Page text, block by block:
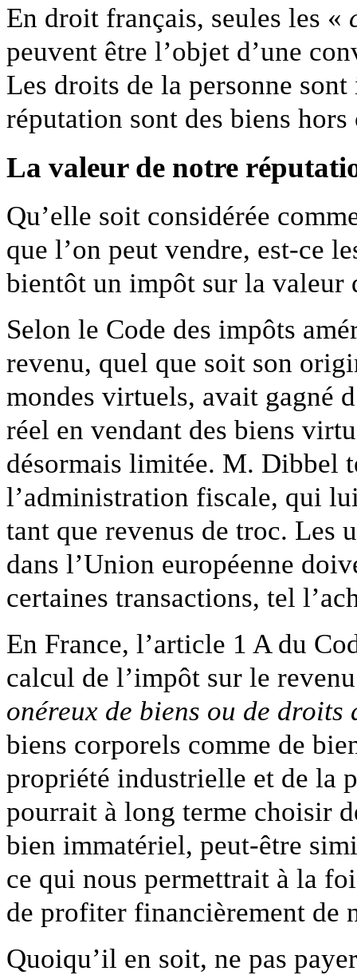
En droit français, seules les «
peuvent être l’objet d’une
Les droits de la personne
réputation sont des biens hors
La valeur de notre
Qu’elle soit considérée
que l’on peut vendre, est-ce
bientôt un impôt sur la
Selon le Code des impôts
revenu, quel que soit son
mondes virtuels, avait gagné
réel en vendant des biens
désormais limitée. M. Dibbel
l’administration fiscale, qui
tant que revenus de troc. Les
dans l’Union européenne
certaines transactions, tel
En France, l’article 1 A du
calcul de l’impôt sur le
onéreux de biens ou de
biens corporels comme de
propriété industrielle et de la
pourrait à long terme choisir
bien immatériel, peut-être
ce qui nous permettrait à la
de profiter financièrement de
Quoiqu’il en soit, ne pas